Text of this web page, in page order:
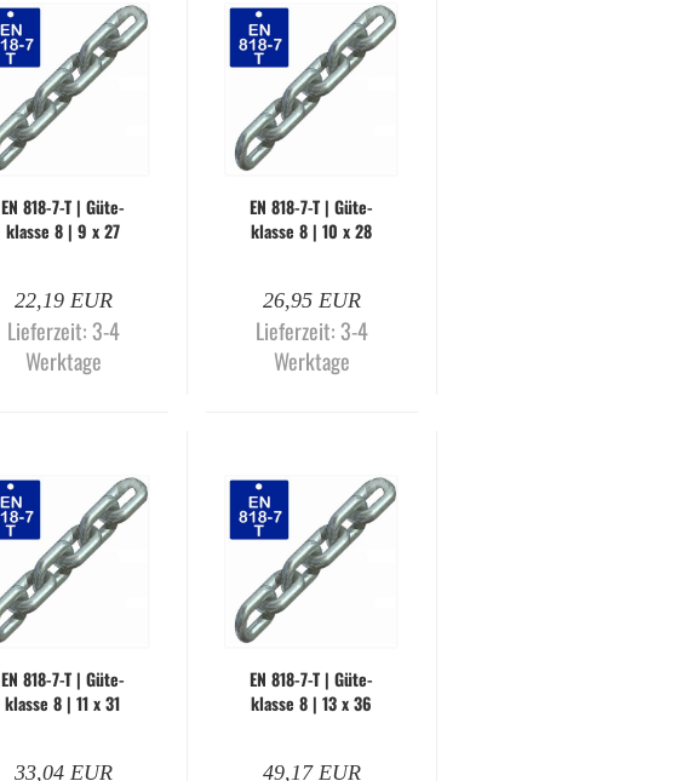
EN 818-​7-T | Gü­te­
klas­se 8 | 9 x 27
re)
22,19 EUR
Lieferzeit:3-4
Werktage
EN 818-​7-T | Gü­te­
klas­se 8 | 10 x 28
re)
26,95 EUR
Lieferzeit:3-4
Werktage
EN 818-​7-T | Gü­te­
klas­se 8 | 11 x 31
re)
33,04 EUR
EN 818-​7-T | Gü­te­
klas­se 8 | 13 x 36
re)
49,17 EUR